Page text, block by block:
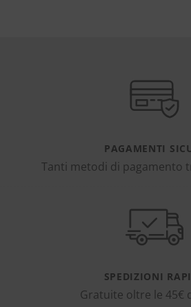
PAGAMENTI
Tanti metodi di pagamento
SPEDIZIONI
Gratuite oltre le 45€